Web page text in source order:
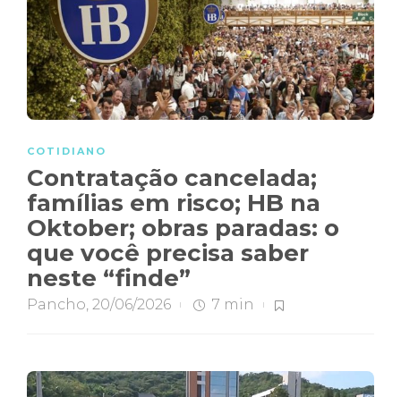
COTIDIANO
Contratação cancelada;
famílias em risco; HB na
Oktober; obras paradas: o
que você precisa saber
neste “finde”
Pancho, 20/06/2026 7 min